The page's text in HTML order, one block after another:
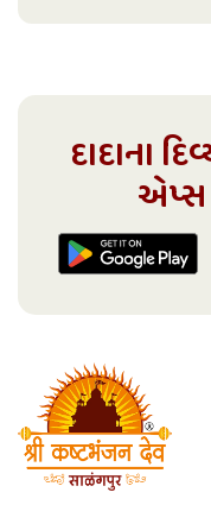
દાદાના
એપ્સ